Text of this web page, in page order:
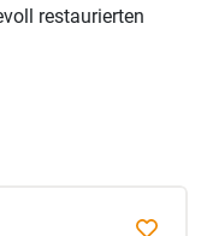
restaurierten